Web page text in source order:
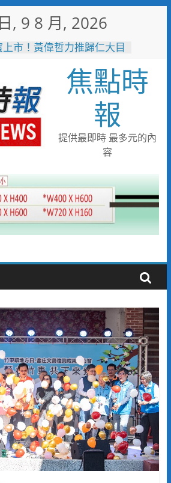
, 9 8 月, 2026
上市！黃偉哲力推歸仁大目
高雄機廠變身全台最大免費
陳其邁:保存百年產業記
醫院」變身親子天堂！高
子遊樂園開幕首日人潮爆棚
雄親子樂園」爆紅！全臺最
費園區首日吸三萬人朝聖
無心成於熱愛 王貴嬋現代
個展
焦點時
報
提供最即時 最多元的內
容